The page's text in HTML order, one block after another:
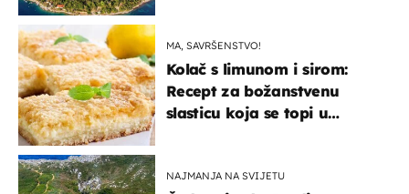
MA, SAVRŠENSTVO!
Kolač s limunom i sirom:
Recept za božanstvenu
slasticu koja se topi u
NAJMANJA NA SVIJETU